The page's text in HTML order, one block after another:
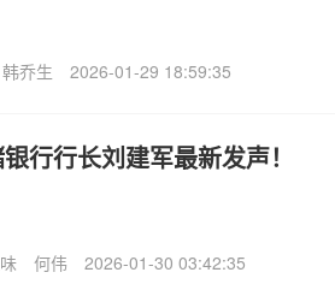
韩乔生 2026-01-29 18:59:35
行行长刘建军最新发声！
何伟 2026-01-30 03:42:35